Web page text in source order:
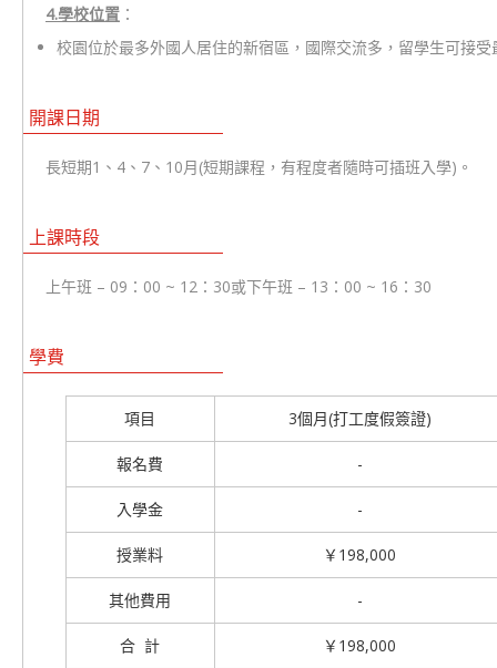
4.學校位置 ：
校園位於最多外國人居住的新宿區，國際交流多，留學生可接
開課日期
長短期1、4、7、10月(短期課程，有程度者隨時可插班入學)。
上課時段
上午班 – 09：00 ~ 12：30或下午班 – 13：00 ~ 16：30
學費
項目 3個月(打工度假簽證)
報名費 -
入學金 -
授業料 ￥198,000
其他費用 -
合 計
￥198,000